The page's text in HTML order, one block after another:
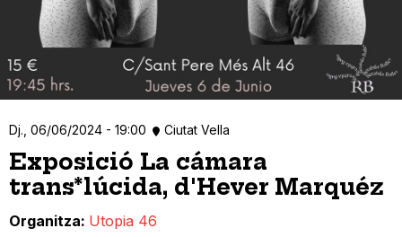
Dj., 06/06/2024 - 19:00 Ciutat Vella
Exposició La cámara
trans*lúcida, d'Hever Marquéz
Organitza Utopia 46